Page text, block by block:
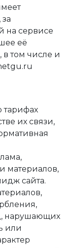
на сервисе
её
в том числе и
тарифах
их связи,
материалов,
сайта.
нарушающих
или